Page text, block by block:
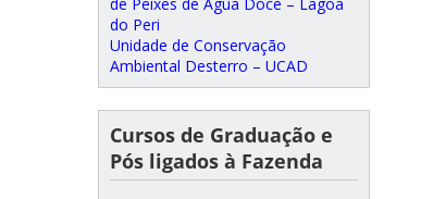
do Peri
Unidade de Conservação
Ambiental Desterro – UCAD
Cursos de Graduação e
Pós ligados à Fazenda